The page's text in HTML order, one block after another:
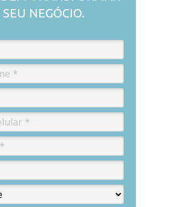
SEU NEGÓCIO.